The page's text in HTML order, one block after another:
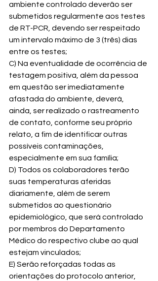
ambiente controlado deverão ser
submetidos regularmente aos testes
de RT-PCR, devendo ser respeitado
um intervalo máximo de 3 (três) dias
entre os testes;
C) Na eventualidade de ocorrência de
testagem positiva, além da pessoa
em questão ser imediatamente
afastada do ambiente, deverá,
ainda, ser realizado o rastreamento
de contato, conforme seu próprio
relato, a fim de identificar outras
possíveis contaminações,
especialmente em sua família;
D) Todos os colaboradores terão
suas temperaturas aferidas
diariamente, além de serem
submetidos ao questionário
epidemiológico, que será controlado
por membros do Departamento
Médico do respectivo clube ao qual
estejam vinculados;
E) Serão reforçadas todas as
orientações do protocolo anterior,